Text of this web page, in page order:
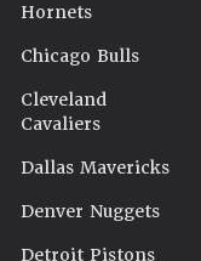
Hornets
Chicago Bulls
Cleveland
Cavaliers
Dallas Mavericks
Denver Nuggets
Detroit Pistons